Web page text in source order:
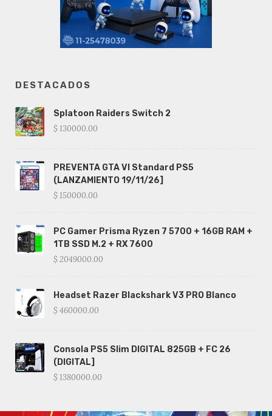
DESTACADOS
Splatoon Raiders Switch 2
$ 130000.00
PREVENTA GTA VI Standard PS5
(LANZAMIENTO 19/11/26]
$ 150000.00
PC Gamer Prisma Ryzen 7 5700 + 16GB RAM +
1TB SSD M.2 + RX 7600
$ 2049000.00
Headset Razer Blackshark V3 PRO Blanco
$ 460000.00
Consola PS5 Slim DIGITAL 825GB + FC 26
(DIGITAL]
$ 1380000.00